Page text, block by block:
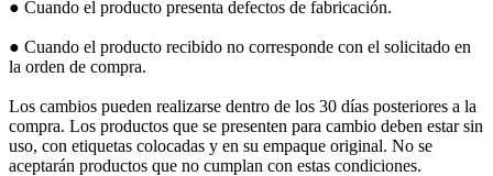
● Cuando el producto presenta defectos de fabricación.
● Cuando el producto recibido no corresponde con el solicitado en
la orden de compra.
Los cambios pueden realizarse dentro de los 30 días posteriores a la
compra. Los productos que se presenten para cambio deben estar sin
uso, con etiquetas colocadas y en su empaque original. No se
aceptarán productos que no cumplan con estas condiciones.